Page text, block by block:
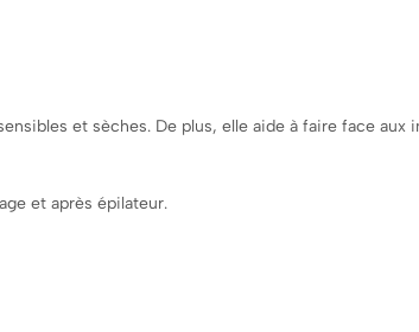
et sèches. De plus, elle aide à faire face aux
et après épilateur.